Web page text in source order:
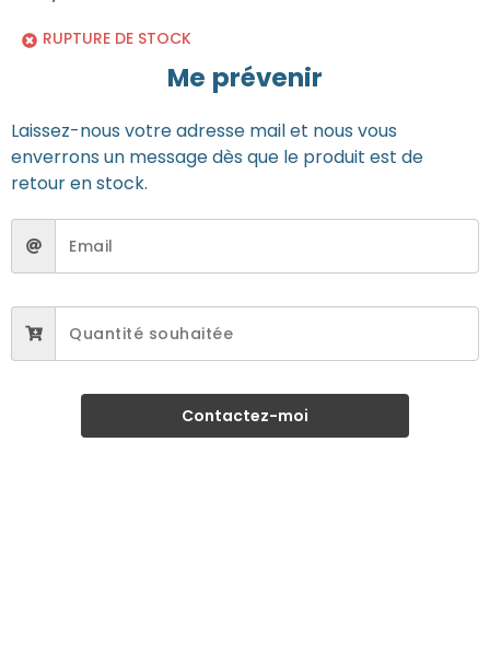
RUPTURE DE STOCK
Me prévenir
Laissez-nous votre adresse mail et nous vous
enverrons un message dès que le produit est de
retour en stock.
Contactez-moi